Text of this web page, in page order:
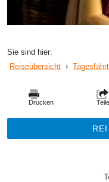
Sie sind hier:
Reiseübersicht ›
Drucken